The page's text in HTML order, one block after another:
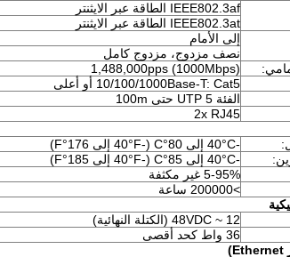
IEEE802.3af الطاقة عبر الايثنتر
IEEE802.3at الطاقة عبر الايثنتر
إلى الأمام
نصف مزدوج، مزدوج كامل
1,488,000pps (1000Mbps)
10/100/1000Base-T: Cat5 أو أعلى
الفئة 5 UTP حتى 100m
2x RJ45
-40°C إلى 80°C (-40°F إلى 176°F)
-40°C إلى 85°C (-40°F إلى 185°F)
5-95% غير مكثفة
>200000 ساعة
12 ~ 48VDC (الكتلة النهائية)
36 واط كحد أقصى